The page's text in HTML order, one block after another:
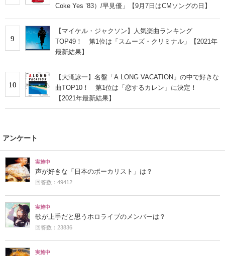
Coke Yes ’83）/早見優」【9月7日はCMソングの日】
9
【マイケル・ジャクソン】人気楽曲ランキング
TOP49！ 第1位は「スムーズ・クリミナル」【2021年
最新結果】
10
【大滝詠一】名盤「A LONG VACATION」の中で好きな
曲TOP10！ 第1位は「恋するカレン」に決定！
【2021年最新結果】
アンケート
実施中
声が好きな「日本のボーカリスト」は？
回答数：49412
実施中
歌が上手だと思うホロライブのメンバーは？
回答数：23836
実施中